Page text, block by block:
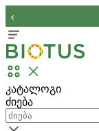
‹
კატალოგი
ძიება